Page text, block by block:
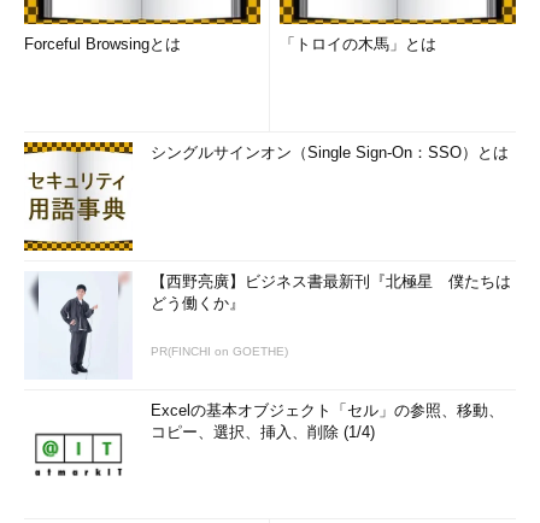
データベース複製のためのRMANの使用
表領域Point-in-Timeリカバリ（TSPITR）の使用
★★
追加のフラッシュバック操作
★★★★
データベースの診断
メモリの管理
データベース・パフォーマンスの管理
領域管理
★★★
リソース管理
スケジューラを使用したタスクの自動化
スケジューラの管理
グローバリゼーション
★★
資格の移行について
Forceful Browsingとは 「トロイの木馬」とは
シングルサインオン（Single Sign-On：SSO）とは
【西野亮廣】ビジネス書最新刊『北極星 僕たちは
どう働くか』
PR(FINCHI on GOETHE)
Excelの基本オブジェクト「セル」の参照、移動、
コピー、選択、挿入、削除 (1/4)